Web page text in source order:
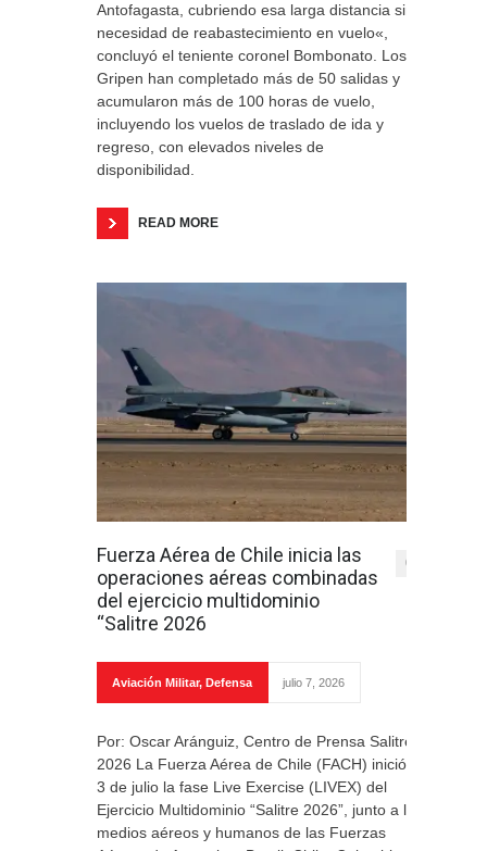
Antofagasta, cubriendo esa larga distancia sin
necesidad de reabastecimiento en vuelo«,
concluyó el teniente coronel Bombonato. Los
Gripen han completado más de 50 salidas y
acumularon más de 100 horas de vuelo,
incluyendo los vuelos de traslado de ida y
regreso, con elevados niveles de
disponibilidad.
READ MORE
Fuerza Aérea de Chile inicia las
operaciones aéreas combinadas
del ejercicio multidominio
“Salitre 2026
0
Aviación Militar, Defensa julio 7, 2026
Por: Oscar Aránguiz, Centro de Prensa Salitre
2026 La Fuerza Aérea de Chile (FACH) inició el
3 de julio la fase Live Exercise (LIVEX) del
Ejercicio Multidominio “Salitre 2026”, junto a los
medios aéreos y humanos de las Fuerzas